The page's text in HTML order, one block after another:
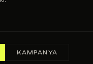
KAMPANYA